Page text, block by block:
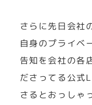
さらに先日会社
自身のプライベ
告知を会社の各
ださってる公式
さるとおっしゃ